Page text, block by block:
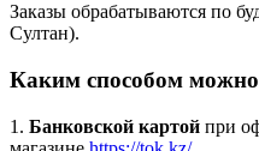
Заказы обрабатываются по
Султан).
Каким способом можно
1. Банковской картой при